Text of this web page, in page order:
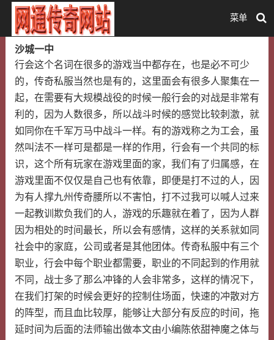
菜单
沙城一中
行会这个名词在很多的游戏当中都存在，也是必不可少
的，传奇私服当然也是有的，这里面会有很多人聚集在一
起，在需要有大规模战役的时候一般行会的对战是非常有
利的，因为人数很多，所以战斗时候的感觉比较刺激，就
如同你在千军万马中战斗一样。有的游戏称之为工会，虽
然叫法不一样可是都是一样的作用，行会有一个共同的标
识，这个所有玩家在游戏里面的家，我们有了归属感，在
游戏里面不仅仅是自己也有依靠，即便是打不过的人，因
为有人撑九州传奇腰所以不害怕，打不过我可以喊人过来
一起教训欺负我们的人，游戏的乐趣就在着了，因为人群
因为相处的时间最长，所以会有感情，这样的关系就如同
社会中的家庭，公司或者是其他团体。传奇私服中有三个
职业，行会中每个职业都需要，职业的不同起到的作用就
不同，战士多了那么冲锋的人会非常多，这样的情况下，
在我们打架的时候会更好的控制住场面，快速的冲散对方
的阵型，而且血比较厚，能够让大部分有反应的时间，拖
延时间为后面的法师输出做本文由小编陈依甜神魔之体与